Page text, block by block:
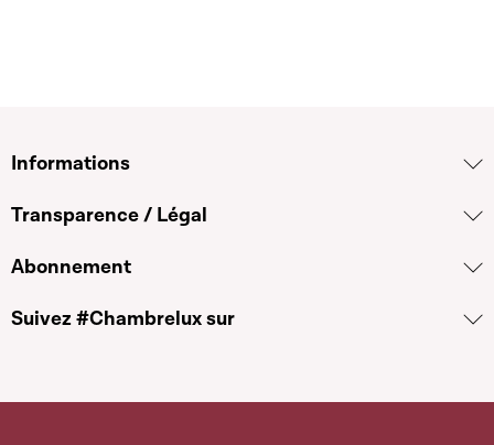
Informations
Transparence / Légal
Abonnement
Suivez #Chambrelux sur